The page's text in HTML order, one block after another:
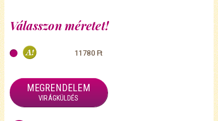
Válasszon méretet!
11780 Ft
MEGRENDELEM
VIRÁGKÜLDÉS